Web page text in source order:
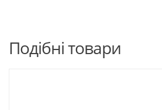
Подібні товари